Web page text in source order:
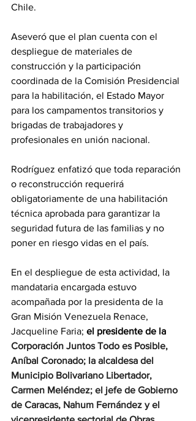
Chile.
Aseveró que el plan cuenta con el
despliegue de materiales de
construcción y la participación
coordinada de la Comisión Presidencial
para la habilitación, el Estado Mayor
para los campamentos transitorios y
brigadas de trabajadores y
profesionales en unión nacional.
Rodríguez enfatizó que toda reparación
o reconstrucción requerirá
obligatoriamente de una habilitación
técnica aprobada para garantizar la
seguridad futura de las familias y no
poner en riesgo vidas en el país.
En el despliegue de esta actividad, la
mandataria encargada estuvo
acompañada por la presidenta de la
Gran Misión Venezuela Renace,
Jacqueline Faria; el presidente de la
Corporación Juntos Todo es Posible,
Aníbal Coronado; la alcaldesa del
Municipio Bolivariano Libertador,
Carmen Meléndez; el jefe de Gobierno
de Caracas, Nahum Fernández y el